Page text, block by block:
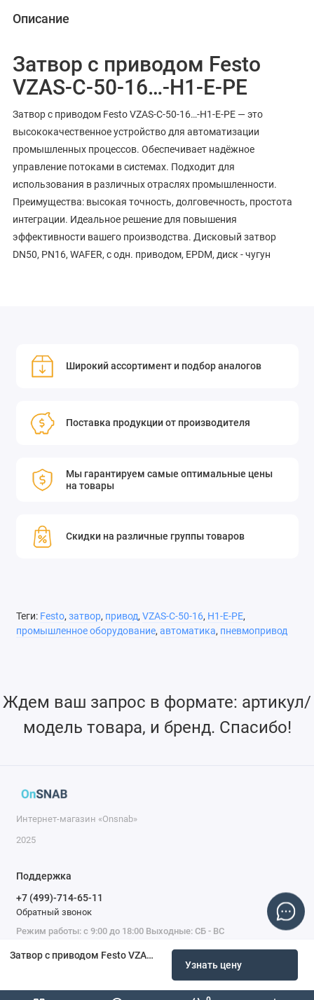
Затвор с приводом Festo VZAS-C-50-16…-H1-E-PE
Узнать цену
Описание
Затвор с приводом Festo
VZAS-C-50-16…-H1-E-PE
Затвор с приводом Festo VZAS-C-50-16…-H1-E-PE — это
высококачественное устройство для автоматизации
промышленных процессов. Обеспечивает надёжное
управление потоками в системах. Подходит для
использования в различных отраслях промышленности.
Преимущества: высокая точность, долговечность, простота
интеграции. Идеальное решение для повышения
эффективности вашего производства. Дисковый затвор
DN50, PN16, WAFER, с одн. приводом, EPDM, диск - чугун
Широкий ассортимент и подбор аналогов
Поставка продукции от производителя
Мы гарантируем самые оптимальные цены
на товары
Скидки на различные группы товаров
Теги: Festo, затвор, привод, VZAS-C-50-16, H1-E-PE,
промышленное оборудование, автоматика, пневмопривод
Ждем ваш запрос в формате: артикул/
модель товара, и бренд. Спасибо!
Интернет-магазин «Onsnab»
2025
Поддержка
+7 (499)-714-65-11
Обратный звонок
Режим работы: с 9:00 до 18:00 Выходные: СБ - ВС